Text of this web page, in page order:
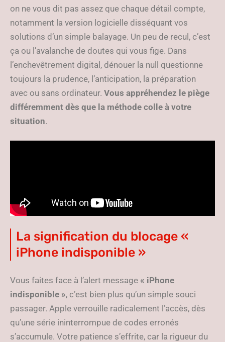
on ne vous dit pas assez que chaque détail compte,
notamment la version logicielle disséquant vos
solutions d’un simple balayage. Un peu de recul, c’est
ça ou l’avalanche de doutes qui vous fige. Dans
l’enchevêtrement digital, dénouer la null questionne
toujours la prudence, l’anticipation, la préparation
avec ou sans ordinateur. Vous appréhendez le piège
différemment dès que la méthode colle à votre
situation.
La signification du blocage «
iPhone indisponible »
Vous faites face à l’alert message « iPhone
indisponible », c’est bien plus qu’un simple souci
passager. Apple verrouille radicalement l’accès, dès
qu’une série ininterrompue de codes erronés
s’accumule. Votre patience s’effrite, car la rigueur du